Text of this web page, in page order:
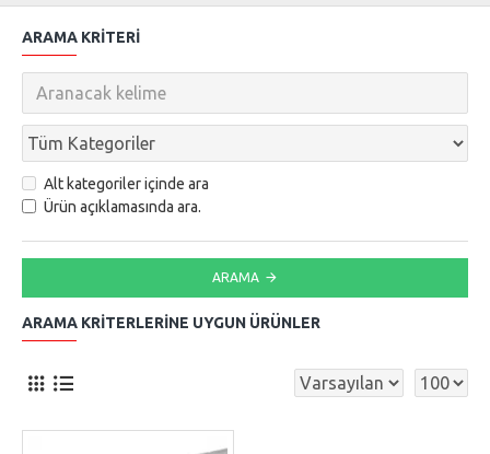
ARAMA KRITERI
Alt kategoriler içinde ara
Ürün açıklamasında ara.
ARAMA
ARAMA KRITERLERINE UYGUN ÜRÜNLER